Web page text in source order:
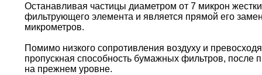
Останавливая частицы диаметром от 7 микрон
фильтрующего элемента и является прямой его
микрометров.
Помимо низкого сопротивления воздуху и
пропускная способность бумажных фильтров, после
на прежнем уровне.